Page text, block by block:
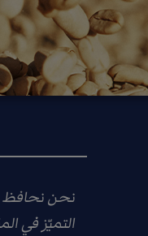
نحن
التميّز في